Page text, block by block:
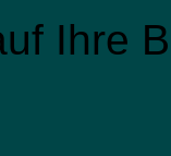
Ihre